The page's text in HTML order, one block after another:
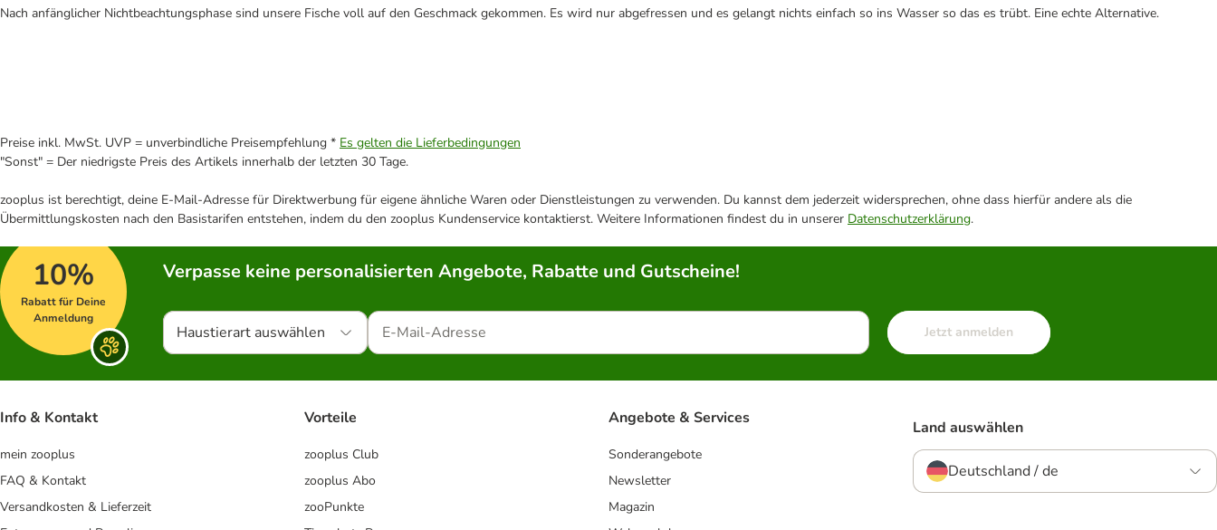
Nach anfänglicher Nichtbeachtungsphase sind unsere Fische voll auf den Geschmack gekommen. Es wird nur abgefressen und es gelangt nichts einfach so ins Wasser so das es trübt. Eine echte Alternative.
Preise inkl. MwSt. UVP = unverbindliche Preisempfehlung * Es gelten die Lieferbedingungen
"Sonst" = Der niedrigste Preis des Artikels innerhalb der letzten 30 Tage.
zooplus ist berechtigt, deine E-Mail-Adresse für Direktwerbung für eigene ähnliche Waren oder Dienstleistungen zu verwenden. Du kannst dem jederzeit widersprechen, ohne dass hierfür andere als die
Übermittlungskosten nach den Basistarifen entstehen, indem du den zooplus Kundenservice kontaktierst. Weitere Informationen findest du in unserer Datenschutzerklärung.
10%
Rabatt für Deine
Anmeldung
Verpasse keine personalisierten Angebote, Rabatte und Gutscheine!
Haustierart auswählen Jetzt anmelden
Info & Kontakt
mein zooplus
FAQ & Kontakt
Versandkosten & Lieferzeit
Vorteile
zooplus Club
zooplus Abo
zooPunkte
Angebote & Services
Sonderangebote
Newsletter
Magazin
Land auswählen
Deutschland / de